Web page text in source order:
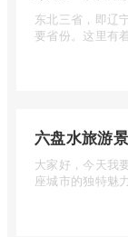
东北三省，即辽
要省份。这里有
大家好，今天我
座城市的独特魅